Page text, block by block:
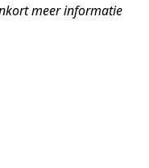
meer informatie